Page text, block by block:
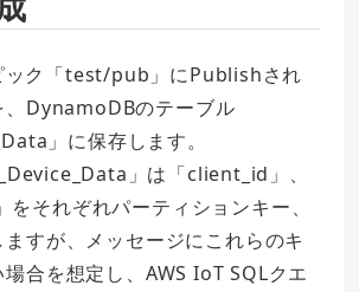
ック「test/pub」にPublishされ
、DynamoDBのテーブル
」に保存します。
」は「client_id」、
それぞれパーティションキー、
すが、メッセージにこれらのキ
合を想定し、AWS IoT SQLクエ